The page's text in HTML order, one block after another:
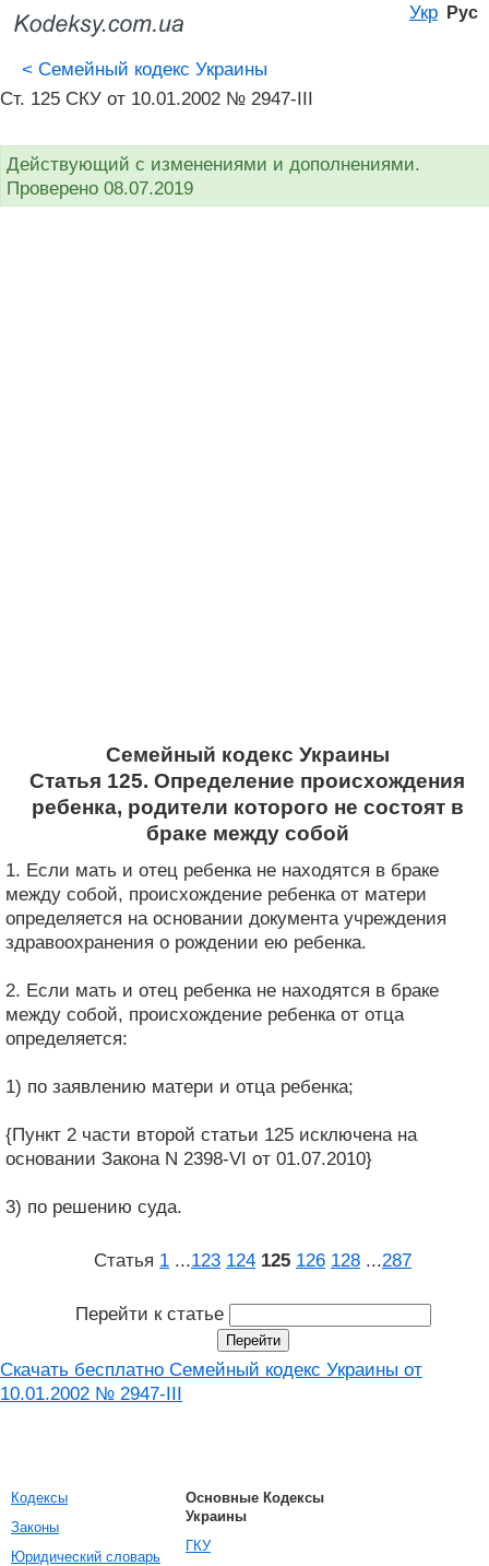
Укр Рус
< Семейный кодекс Украины
Ст. 125 СКУ от 10.01.2002 № 2947-III
Действующий с изменениями и дополнениями.
Проверено 08.07.2019
Семейный кодекс Украины
Статья 125. Определение происхождения
ребенка, родители которого не состоят в
браке между собой
1. Если мать и отец ребенка не находятся в браке
между собой, происхождение ребенка от матери
определяется на основании документа учреждения
здравоохранения о рождении ею ребенка.
2. Если мать и отец ребенка не находятся в браке
между собой, происхождение ребенка от отца
определяется:
1) по заявлению матери и отца ребенка;
{Пункт 2 части второй статьи 125 исключена на
основании Закона N 2398-VI от 01.07.2010}
3) по решению суда.
Статья 1 ...123 124 125 126 128 ...287
Перейти к статье
Скачать бесплатно Семейный кодекс Украины от
10.01.2002 № 2947-III
Кодексы
Законы
Юридический словарь
Основные Кодексы
Украины
ГКУ